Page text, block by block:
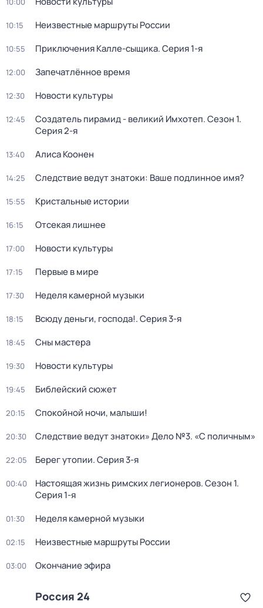
10:15 Неизвестные маршруты России
10:55 Приключения Калле-сыщика. Серия 1-я
12:00 Запечатлённое время
12:30 Новости культуры
12:45 Создатель пирамид - великий Имхотеп. Сезон 1.
Серия 2-я
13:40 Алиса Коонен
14:25 Следствие ведут знатоки: Ваше подлинное имя?
15:55 Кристальные истории
16:15 Отсекая лишнее
17:00 Новости культуры
17:15 Первые в мире
17:30 Неделя камерной музыки
18:15 Всюду деньги, господа!. Серия 3-я
18:45 Сны мастера
19:30 Новости культуры
19:45 Библейский сюжет
20:15 Спокойной ночи, малыши!
20:30 Следствие ведут знатоки» Дело №3. «С поличным»
22:05 Берег утопии. Серия 3-я
00:40 Настоящая жизнь римских легионеров. Сезон 1.
Серия 1-я
01:30 Неделя камерной музыки
02:15 Неизвестные маршруты России
03:00 Окончание эфира
Россия 24